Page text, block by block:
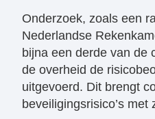
​Onderzoek, zoals een
Nederlandse
bijna een derde van de
de overheid de
uitgevoerd. Dit brengt
beveiligingsrisico’s met